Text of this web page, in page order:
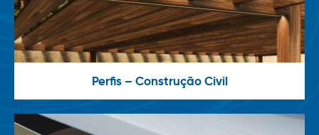
Perfis – Construção Civil